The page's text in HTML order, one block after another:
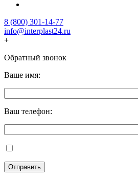
8 (800) 301-14-77
info@interplast24.ru
+
Обратный звонок
Ваше имя:
Ваш телефон: